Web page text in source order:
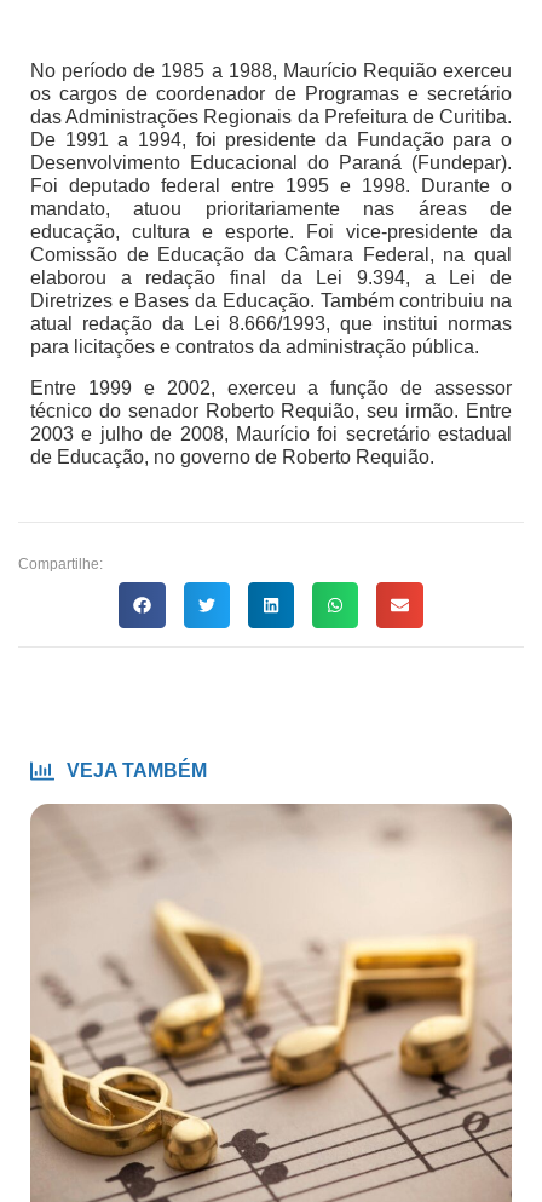
No período de 1985 a 1988, Maurício Requião exerceu
os cargos de coordenador de Programas e secretário
das Administrações Regionais da Prefeitura de Curitiba.
De 1991 a 1994, foi presidente da Fundação para o
Desenvolvimento Educacional do Paraná (Fundepar).
Foi deputado federal entre 1995 e 1998. Durante o
mandato, atuou prioritariamente nas áreas de
educação, cultura e esporte. Foi vice-presidente da
Comissão de Educação da Câmara Federal, na qual
elaborou a redação final da Lei 9.394, a Lei de
Diretrizes e Bases da Educação. Também contribuiu na
atual redação da Lei 8.666/1993, que institui normas
para licitações e contratos da administração pública.
Entre 1999 e 2002, exerceu a função de assessor
técnico do senador Roberto Requião, seu irmão. Entre
2003 e julho de 2008, Maurício foi secretário estadual
de Educação, no governo de Roberto Requião.
Compartilhe:
VEJA TAMBÉM